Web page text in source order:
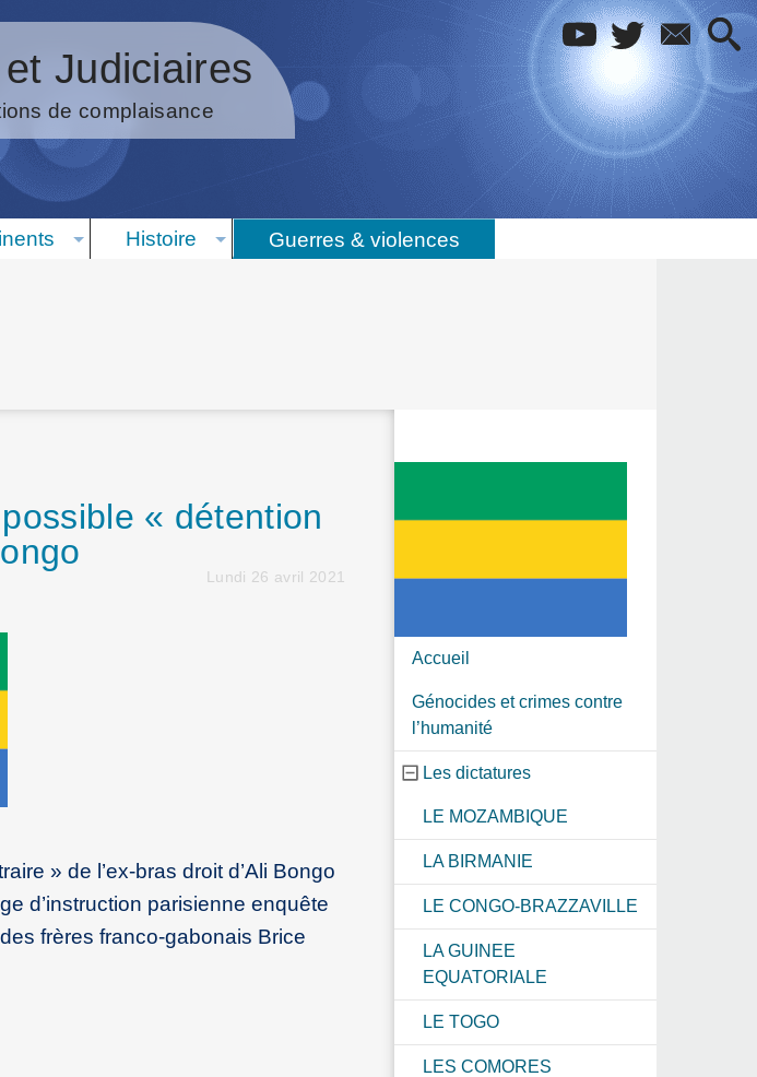
Judiciaires
de complaisance
Histoire Guerres & violences
« détention
Lundi 26 avril 2021
» de l’ex-bras droit d’Ali Bongo
d’instruction parisienne enquête
frères franco-gabonais Brice
Accueil
Génocides et crimes contre
l’humanité
Les dictatures
LE MOZAMBIQUE
LA BIRMANIE
LE CONGO-BRAZZAVILLE
LA GUINEE
EQUATORIALE
LE TOGO
LES COMORES